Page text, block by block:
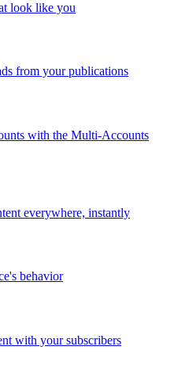
look like you
from your publications
with the Multi-Accounts
everywhere, instantly
behavior
with your subscribers